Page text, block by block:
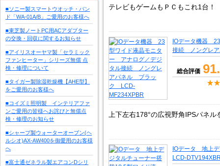
■ソニー製スマートウオッチ・バン
ド「WA-01A/B」ご愛用のお客様へ
■東芝製ノートPC用ACアダプター
の交換・回収に関するお知らせ
■アイリスオーヤマ製「セラミック
ファンヒーター」シリーズ無償 点
検・修理について
■タイガー製除湿乾燥機【AHE型】
をご愛用のお客様へ
■コイズミ照明製 インテリアファ
ンご愛用の皆様へお詫びと無償点
検・修理のお知らせ
■シャープ製ウォーターオーブン(ヘ
ルシオ)AX-AW400を御愛用のお客様
へ
■富士通ゼネラル製エアコンDシリ
テレビもゲームもＰＣもこれ1台！
IOデータ機器
接続 ノングレ
総合評価
上下左右178°の広視野角IPSパネル
IOデータ 地上
LCD-